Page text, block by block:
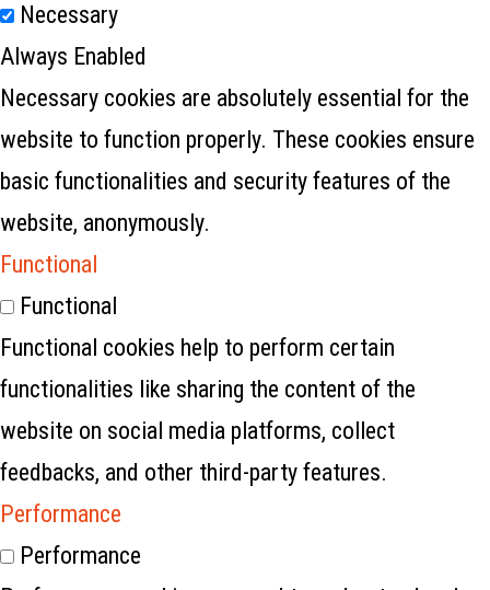
Necessary
Always Enabled
Necessary cookies are absolutely essential for the
website to function properly. These cookies ensure
basic functionalities and security features of the
website, anonymously.
Functional
Functional
Functional cookies help to perform certain
functionalities like sharing the content of the
website on social media platforms, collect
feedbacks, and other third-party features.
Performance
Performance